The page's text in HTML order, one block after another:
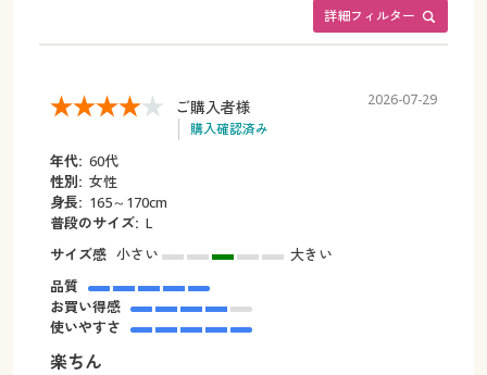
詳細フィルター
ご購入者様
購入確認済み
2026-07-29
年代: 60代
性別: 女性
身長: 165～170cm
普段のサイズ: L
サイズ感 小さい
大きい
品質
お買い得感
使いやすさ
楽ちん